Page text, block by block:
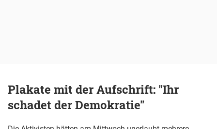
Plakate mit der Aufschrift: "Ihr
schadet der Demokratie"